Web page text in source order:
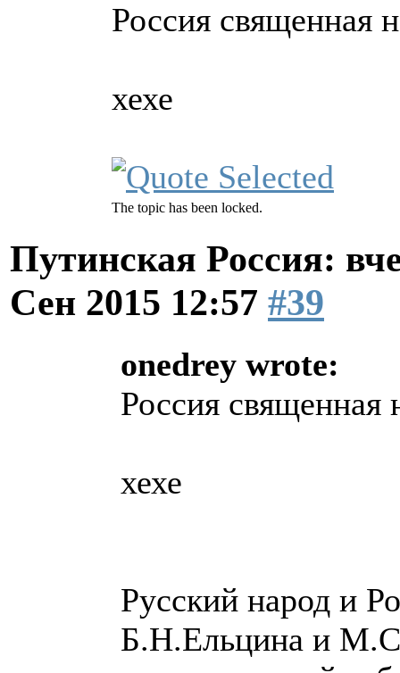
Россия священная
хехе
The topic has been locked.
Путинская Россия:
Сен 2015 12:57 #39
onedrey wrote:
Россия священная
хехе
Русский народ и
Б.Н.Ельцина и